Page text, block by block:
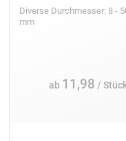
Diverse Durchmesser: 8 -
mm
ab 11,98 /